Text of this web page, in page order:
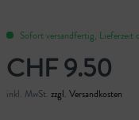
Sofort versandfertig, Lieferzeit
CHF 9.50
inkl. MwSt. zzgl. Versandkosten